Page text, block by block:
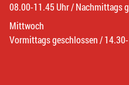
08.00-11.45 Uhr / Nachmittags
Mittwoch
Vormittags geschlossen /